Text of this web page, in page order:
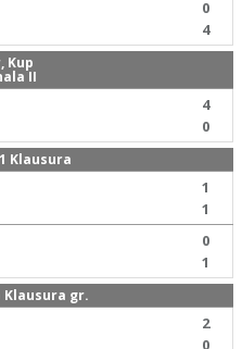
0
4
Kup
II
4
0
Klausura
1
1
0
1
Klausura gr.
2
0